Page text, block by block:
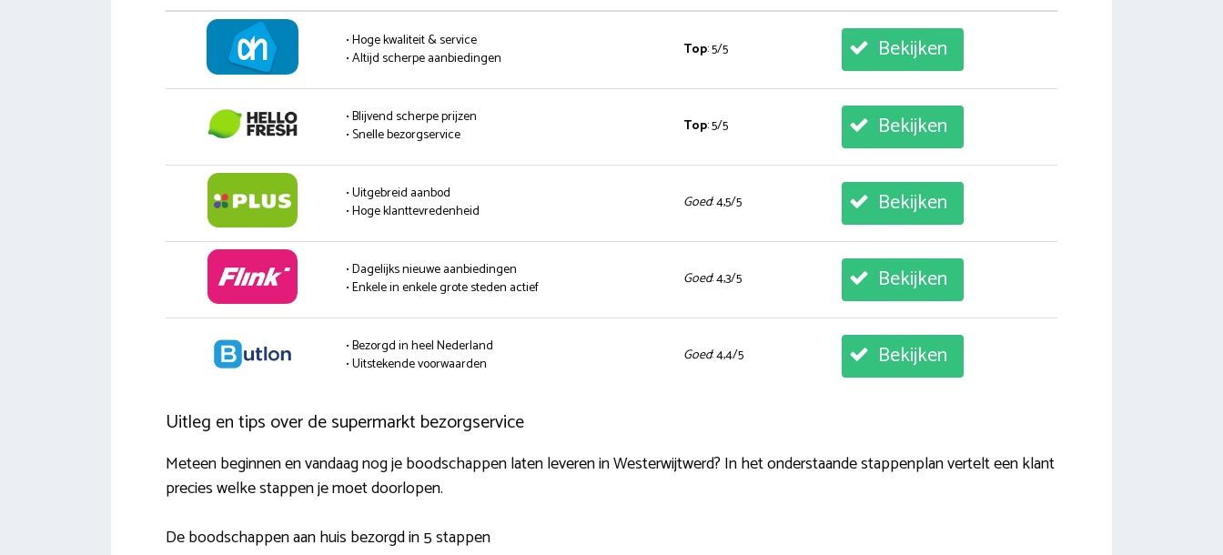
• Hoge kwaliteit & service
• Altijd scherpe aanbiedingen
Top: 5/5 Bekijken
• Blijvend scherpe prijzen
• Snelle bezorgservice
Top: 5/5 Bekijken
• Uitgebreid aanbod
• Hoge klanttevredenheid
Goed: 4,5/5 Bekijken
• Dagelijks nieuwe aanbiedingen
• Enkele in enkele grote steden actief
Goed: 4,3/5 Bekijken
• Bezorgd in heel Nederland
• Uitstekende voorwaarden
Goed: 4,4/5 Bekijken
Uitleg en tips over de supermarkt bezorgservice
Meteen beginnen en vandaag nog je boodschappen laten leveren in Westerwijtwerd? In het onderstaande stappenplan vertelt een klant
precies welke stappen je moet doorlopen.
De boodschappen aan huis bezorgd in 5 stappen